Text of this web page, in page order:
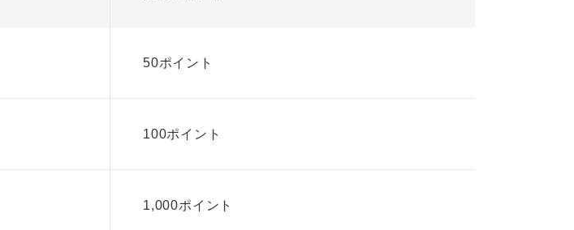
50ポイント
100ポイント
1,000ポイント